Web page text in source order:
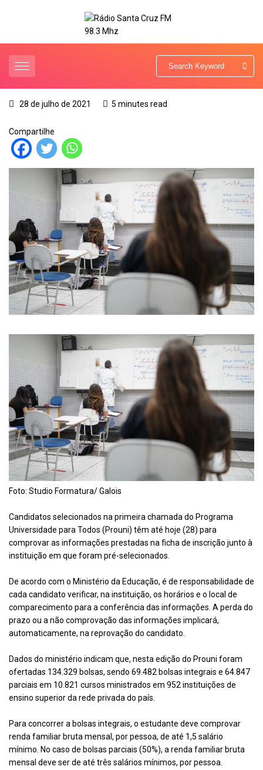
28 de julho de 2021 5 minutes read
Compartilhe
Foto: Studio Formatura/ Galois
Candidatos selecionados na primeira chamada do Programa
Universidade para Todos (Prouni) têm até hoje (28) para
comprovar as informações prestadas na ficha de inscrição junto à
instituição em que foram pré-selecionados.
De acordo com o Ministério da Educação, é de responsabilidade de
cada candidato verificar, na instituição, os horários e o local de
comparecimento para a conferência das informações. A perda do
prazo ou a não comprovação das informações implicará,
automaticamente, na reprovação do candidato.
Dados do ministério indicam que, nesta edição do Prouni foram
ofertadas 134.329 bolsas, sendo 69.482 bolsas integrais e 64.847
parciais em 10.821 cursos ministrados em 952 instituições de
ensino superior da rede privada do país.
Para concorrer a bolsas integrais, o estudante deve comprovar
renda familiar bruta mensal, por pessoa, de até 1,5 salário
mínimo. No caso de bolsas parciais (50%), a renda familiar bruta
mensal deve ser de até três salários mínimos, por pessoa.